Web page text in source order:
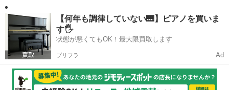
【何年も調律していない🎹】ピアノを買いま
す🖐️
状態が悪くてもOK！最大限買取します
プリフラ Ad